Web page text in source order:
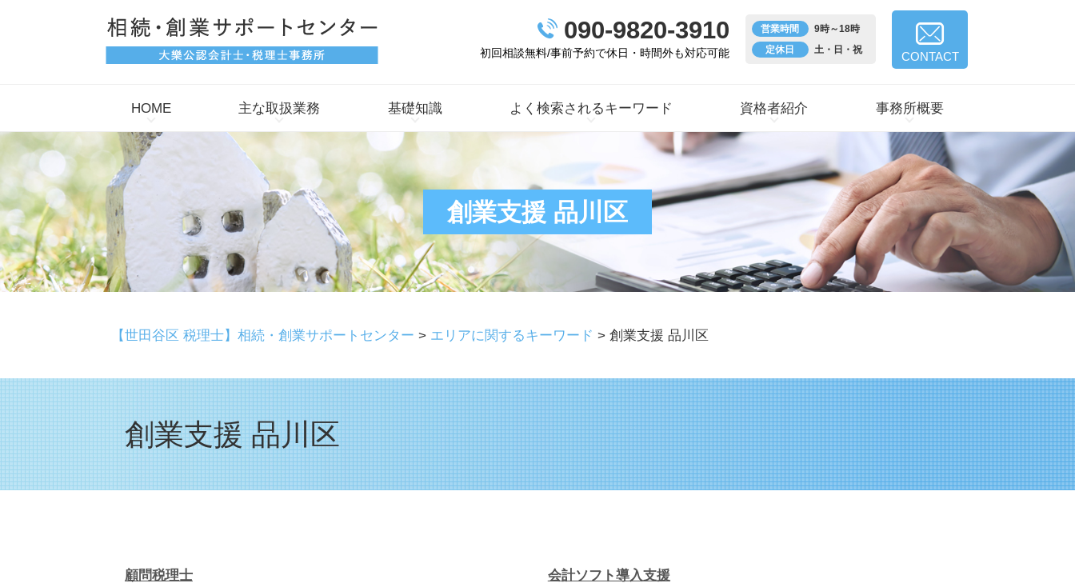
創業支援 品川区
090-9820-3910
初回相談無料/事前予約で休日・時間外も対応可能
営業時間
9時～18時
定休日
土・日・祝 CONTACT
HOME 主な取扱業務 基礎知識 よく検索されるキーワード 資格者紹介 事務所概要
【世田谷区 税理士】相続・創業サポートセンター > エリアに関するキーワード > 創業支援 品川区
創業支援 品川区
顧問税理士 会計ソフト導入支援